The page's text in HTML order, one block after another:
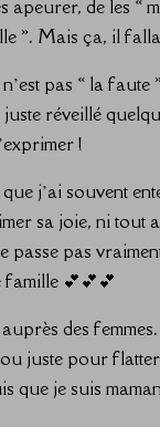
apeurer, de les «
». Mais ça, il
pas « la
réveillé
!
que j’ai souvent
sa joie, ni tout
passe pas
famille 💕💕💕
des
juste pour
que je suis